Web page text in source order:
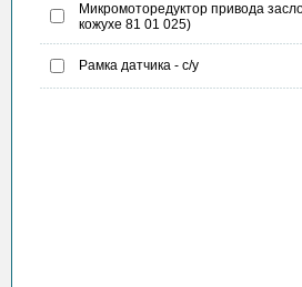
Микромоторедуктор привода
кожухе 81 01 025)
Рамка датчика - с/у